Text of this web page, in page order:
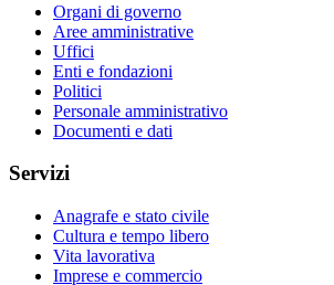
Organi di governo
Aree amministrative
Uffici
Enti e fondazioni
Politici
Personale amministrativo
Documenti e dati
Servizi
Anagrafe e stato civile
Cultura e tempo libero
Vita lavorativa
Imprese e commercio